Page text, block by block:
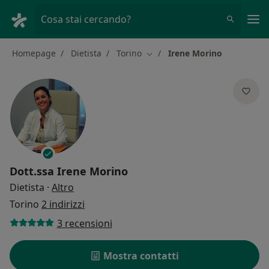
Cosa stai cercando?
Homepage Dietista Torino Cambia città
Irene Morino
Dott.ssa Irene Morino
Dietista · Altro
Torino 2 indirizzi
3 recensioni
Mostra contatti